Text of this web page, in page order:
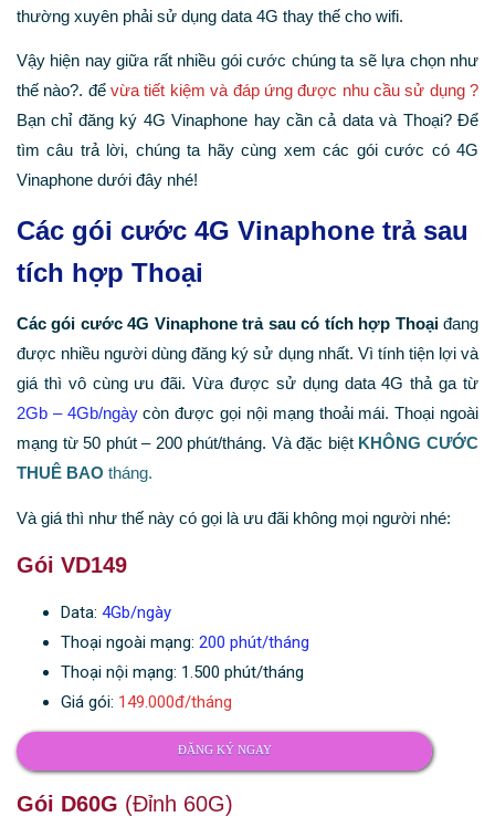
thường xuyên phải sử dụng data 4G thay thế cho wifi.
Vậy hiện nay giữa rất nhiều gói cước chúng ta sẽ lựa chọn như
thế nào?. đểvừa tiết kiệm và đáp ứng được nhu cầu sử dụng ?
Bạn chỉ đăng ký 4G Vinaphone hay cần cả data và Thoại? Để
tìm câu trả lời, chúng ta hãy cùng xem các gói cước có 4G
Vinaphone dưới đây nhé!
Các gói cước 4G Vinaphone trả sau
tích hợp Thoại
Các gói cước 4G Vinaphone trả sau có tích hợp Thoạiđang
được nhiều người dùng đăng ký sử dụng nhất. Vì tính tiện lợi và
giá thì vô cùng ưu đãi. Vừa được sử dụng data 4G thả ga từ
2Gb – 4Gb/ngàycòn được gọi nội mạng thoải mái. Thoại ngoài
mạng từ 50 phút – 200 phút/tháng. Và đặc biệt KHÔNG CƯỚC
THUÊ BAO tháng.
Và giá thì như thế này có gọi là ưu đãi không mọi người nhé:
Gói VD149
Data: 4Gb/ngày
Thoại ngoài mạng: 200 phút/tháng
Thoại nội mạng: 1.500 phút/tháng
Giá gói: 149.000đ/tháng
ĐĂNG KÝ NGAY
Gói D60G (Đỉnh 60G)